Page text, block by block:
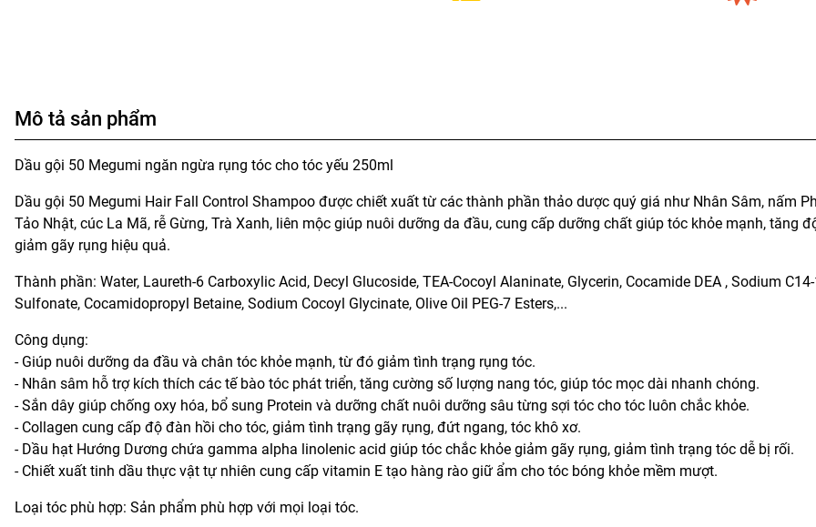
Mô tả sản phẩm
Dầu gội 50 Megumi ngăn ngừa rụng tóc cho tóc yếu 250ml
Dầu gội 50 Megumi Hair Fall Control Shampoo được chiết xuất từ các thành phần thảo dược quý giá như Nhân Sâm, nấm
Tảo Nhật, cúc La Mã, rễ Gừng, Trà Xanh, liên mộc giúp nuôi dưỡng da đầu, cung cấp dưỡng chất giúp tóc khỏe mạnh, tăng
giảm gãy rụng hiệu quả.
Thành phần: Water, Laureth-6 Carboxylic Acid, Decyl Glucoside, TEA-Cocoyl Alaninate, Glycerin, Cocamide DEA , Sodium
Sulfonate, Cocamidopropyl Betaine, Sodium Cocoyl Glycinate, Olive Oil PEG-7 Esters,...
Công dụng:
- Giúp nuôi dưỡng da đầu và chân tóc khỏe mạnh, từ đó giảm tình trạng rụng tóc.
- Nhân sâm hỗ trợ kích thích các tế bào tóc phát triển, tăng cường số lượng nang tóc, giúp tóc mọc dài nhanh chóng.
- Sắn dây giúp chống oxy hóa, bổ sung Protein và dưỡng chất nuôi dưỡng sâu từng sợi tóc cho tóc luôn chắc khỏe.
- Collagen cung cấp độ đàn hồi cho tóc, giảm tình trạng gãy rụng, đứt ngang, tóc khô xơ.
- Dầu hạt Hướng Dương chứa gamma alpha linolenic acid giúp tóc chắc khỏe giảm gãy rụng, giảm tình trạng tóc dễ bị rối.
- Chiết xuất tinh dầu thực vật tự nhiên cung cấp vitamin E tạo hàng rào giữ ẩm cho tóc bóng khỏe mềm mượt.
Loại tóc phù hợp: Sản phẩm phù hợp với mọi loại tóc.